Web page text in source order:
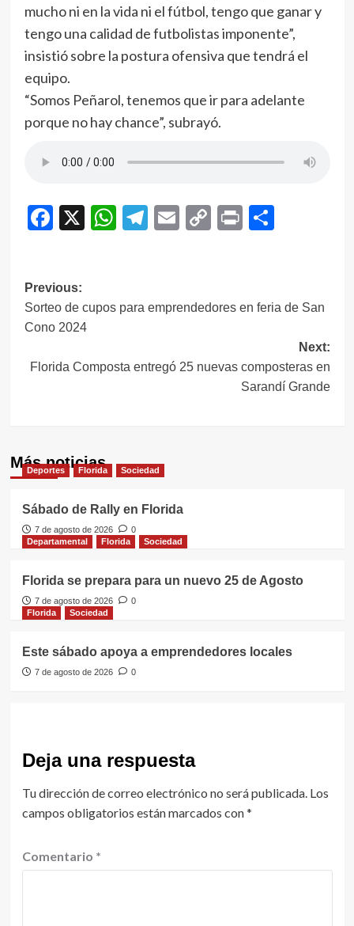
mucho ni en la vida ni el fútbol, tengo que ganar y
tengo una calidad de futbolistas imponente”,
insistió sobre la postura ofensiva que tendrá el
equipo.
“Somos Peñarol, tenemos que ir para adelante
porque no hay chance”, subrayó.
Facebook
X WhatsApp
Telegram
EmailCopy
Print
Navegación
de
Previous:
Sorteo de cupos para emprendedores en feria de San
Cono 2024
Next:
Florida Composta entregó 25 nuevas composteras en
Sarandí Grande
Más noticias
Deportes Florida Sociedad
Sábado de Rally en Florida
7 de agosto de 2026
0
Departamental
Florida Sociedad
Florida se prepara para un nuevo 25 de Agosto
7 de agosto de 2026
0
Florida
Sociedad
Este sábado apoya a emprendedores locales
7 de agosto de 2026 0
Deja una respuesta
Tu dirección de correo electrónico no será publicada. Los
campos obligatorios están marcados con*
Comentario *